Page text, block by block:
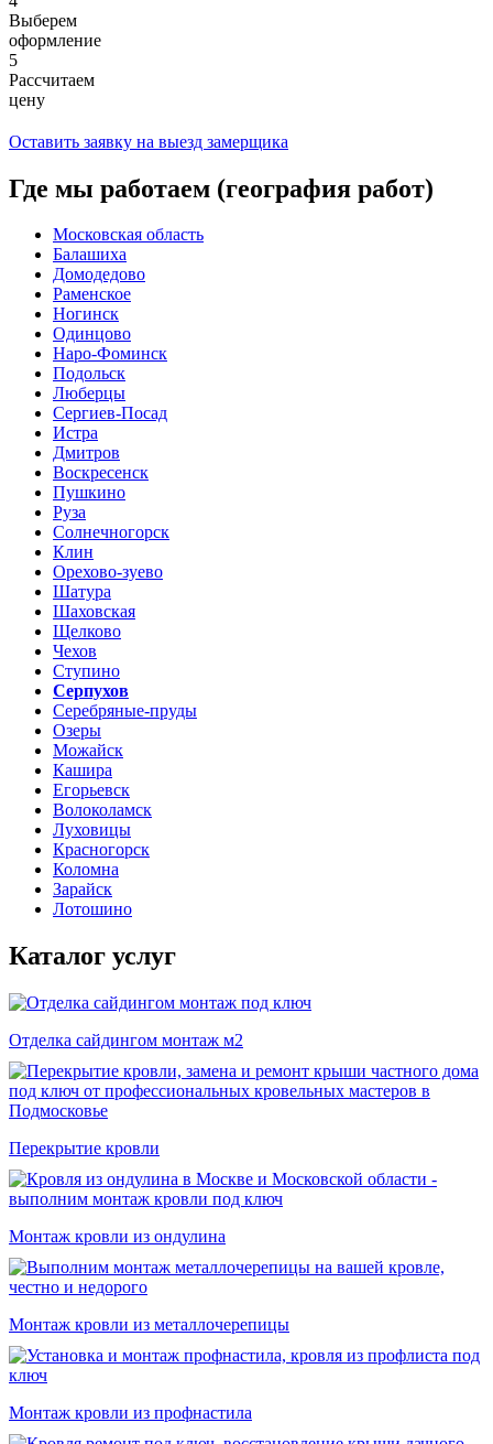
Выберем
оформление
5
Рассчитаем
цену
Оставить заявку на выезд замерщика
Где мы работаем (география работ)
Московская область
Балашиха
Домодедово
Раменское
Ногинск
Одинцово
Наро-Фоминск
Подольск
Люберцы
Сергиев-Посад
Истра
Дмитров
Воскресенск
Пушкино
Руза
Солнечногорск
Клин
Орехово-зуево
Шатура
Шаховская
Щелково
Чехов
Ступино
Серпухов
Серебряные-пруды
Озеры
Можайск
Кашира
Егорьевск
Волоколамск
Луховицы
Красногорск
Коломна
Зарайск
Лотошино
Каталог услуг
Отделка сайдингом монтаж м2
Перекрытие кровли
Монтаж кровли из ондулина
Монтаж кровли из металлочерепицы
Монтаж кровли из профнастила